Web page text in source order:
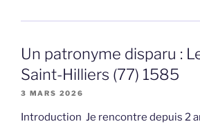
Un patronyme disparu :
Saint-Hilliers (77) 1585
3 MARS 2026
Introduction Je rencontre depuis 2